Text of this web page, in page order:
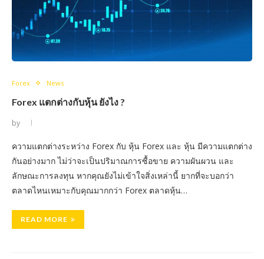
Forex News
Forex แตกต่างกับหุ้น ยังไง ?
by
ความแตกต่างระหว่าง Forex กับ หุ้น Forex และ หุ้น มีความแตกต่าง
กันอย่างมาก ไม่ว่าจะเป็นปริมาณการซื้อขาย ความผันผวน และ
ลักษณะการลงทุน หากคุณยังไม่เข้าใจสิ่งเหล่านี้ ยากที่จะบอกว่า
ตลาดไหนเหมาะกับคุณมากกว่า Forex ตลาดหุ้น…
READ MORE